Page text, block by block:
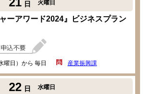
日 火曜日
ーアワード2024』ビジネスプラン
曜日）から 毎日 産業振興課
22 日 水曜日